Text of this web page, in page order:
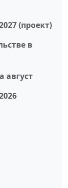
(проект)
в
август